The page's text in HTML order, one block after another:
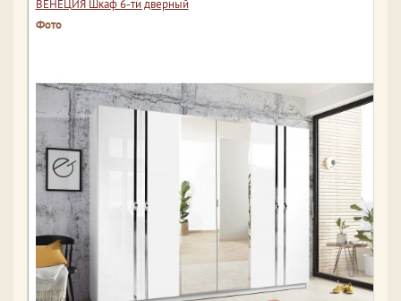
ВЕНЕЦИЯ Шкаф 6-ти дверный